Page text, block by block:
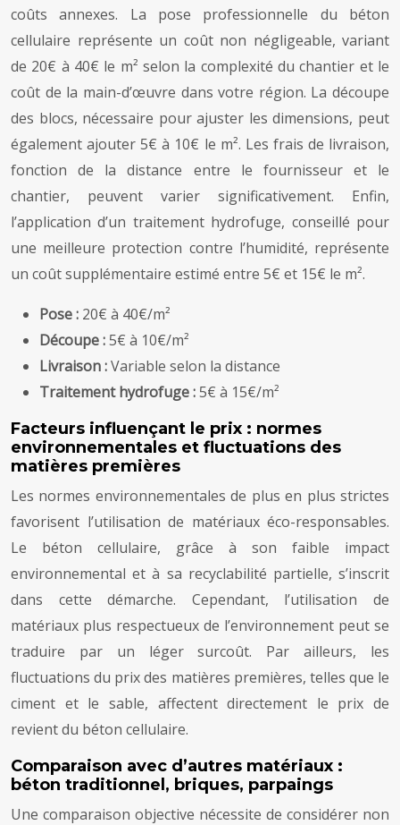
coûts annexes. La pose professionnelle du béton
cellulaire représente un coût non négligeable, variant
de 20€ à 40€ le m² selon la complexité du chantier et le
coût de la main-d’œuvre dans votre région. La découpe
des blocs, nécessaire pour ajuster les dimensions, peut
également ajouter 5€ à 10€ le m². Les frais de livraison,
fonction de la distance entre le fournisseur et le
chantier, peuvent varier significativement. Enfin,
l’application d’un traitement hydrofuge, conseillé pour
une meilleure protection contre l’humidité, représente
un coût supplémentaire estimé entre 5€ et 15€ le m².
Pose : 20€ à 40€/m²
Découpe :5€ à 10€/m²
Livraison :Variable selon la distance
Traitement hydrofuge :5€ à 15€/m²
Facteurs influençant le prix : normes
environnementales et fluctuations des
matières premières
Les normes environnementales de plus en plus strictes
favorisent l’utilisation de matériaux éco-responsables.
Le béton cellulaire, grâce à son faible impact
environnemental et à sa recyclabilité partielle, s’inscrit
dans cette démarche. Cependant, l’utilisation de
matériaux plus respectueux de l’environnement peut se
traduire par un léger surcoût. Par ailleurs, les
fluctuations du prix des matières premières, telles que le
ciment et le sable, affectent directement le prix de
revient du béton cellulaire.
Comparaison avec d’autres matériaux :
béton traditionnel, briques, parpaings
Une comparaison objective nécessite de considérer non